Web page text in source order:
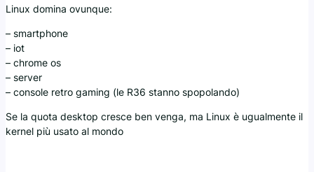
Linux domina ovunque:
– smartphone
– iot
– chrome os
– server
– console retro gaming (le R36 stanno spopolando)
Se la quota desktop cresce ben venga, ma Linux è ugualmente il
kernel più usato al mondo